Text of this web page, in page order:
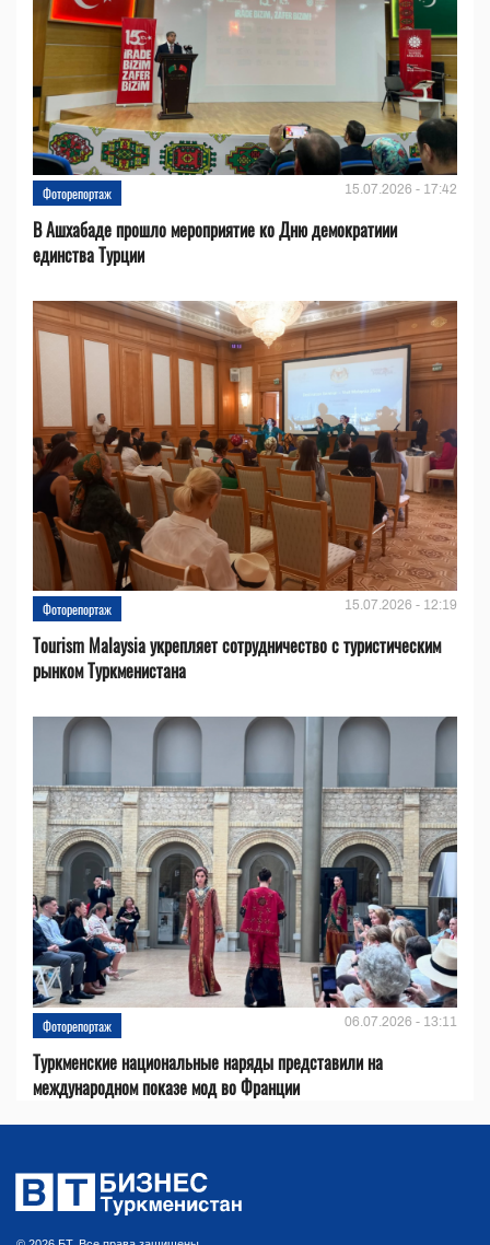
Фоторепортаж 15.07.2026 - 17:42
В Ашхабаде прошло мероприятие ко Дню демократиии
единства Турции
Фоторепортаж 15.07.2026 - 12:19
Tourism Malaysia укрепляет сотрудничество с туристическим
рынком Туркменистана
Фоторепортаж 06.07.2026 - 13:11
Туркменские национальные наряды представили на
международном показе мод во Франции